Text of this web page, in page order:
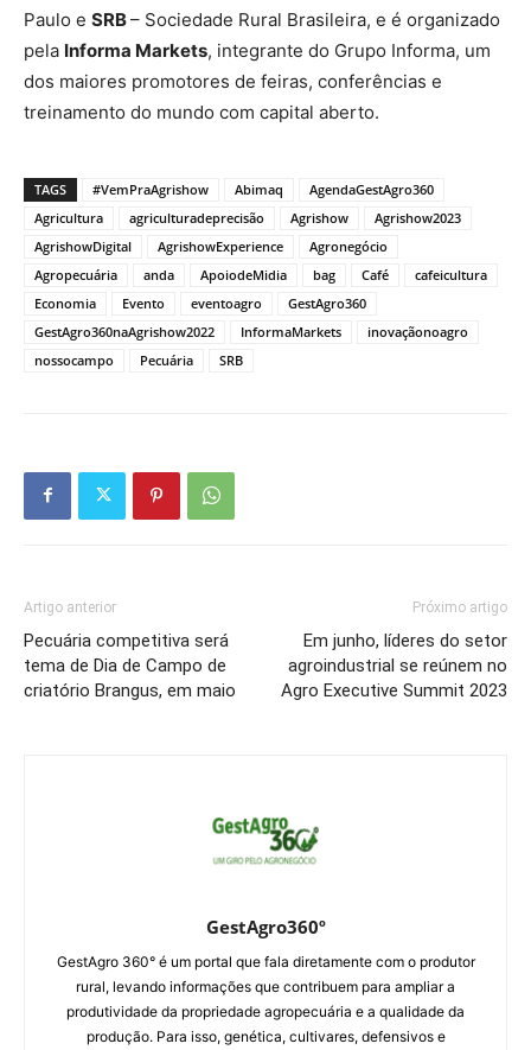
Paulo e SRB– Sociedade Rural Brasileira, e é organizado
pela Informa Markets, integrante do Grupo Informa, um
dos maiores promotores de feiras, conferências e
treinamento do mundo com capital aberto.
TAGS #VemPraAgrishow Abimaq
AgendaGestAgro360
Agricultura
agriculturadeprecisão Agrishow
Agrishow2023
AgrishowDigital
AgrishowExperience
Agronegócio
Agropecuária
anda ApoiodeMidia bag Café
cafeicultura
Economia
Evento eventoagro
GestAgro360
GestAgro360naAgrishow2022
InformaMarkets
inovaçãonoagro
nossocampo
Pecuária SRB
Artigo anterior
Pecuária competitiva será
tema de Dia de Campo de
criatório Brangus, em maio
Próximo artigo
Em junho, líderes do setor
agroindustrial se reúnem no
Agro Executive Summit 2023
GestAgro360º
GestAgro 360° é um portal que fala diretamente com o produtor
rural, levando informações que contribuem para ampliar a
produtividade da propriedade agropecuária e a qualidade da
produção. Para isso, genética, cultivares, defensivos e